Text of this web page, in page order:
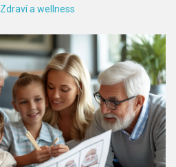
Zdraví a wellness